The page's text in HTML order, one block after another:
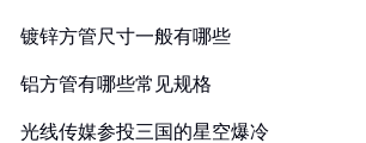
镀锌方管尺寸一般有哪些
铝方管有哪些常见规格
光线传媒参投三国的星空爆冷